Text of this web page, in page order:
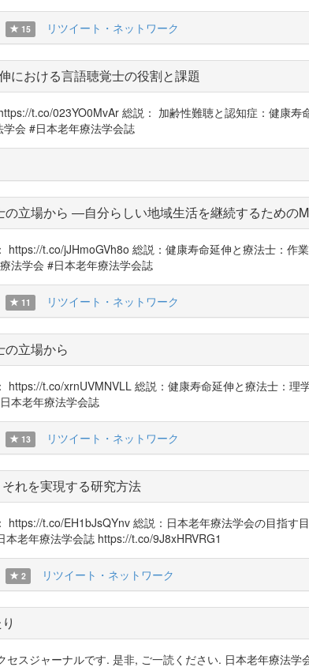
15 リツイート・ネットワーク
における言語聴覚士の役割と課題
t.co/023YO0MvAr 総説： 加齢性難聴と認知症：健康
会 #日本老年療法学会誌
の立場から ―自分らしい地域生活を継続するための
t.co/jJHmoGVh8o 総説：健康寿命延伸と療法士：作
法学会 #日本老年療法学会誌
11 リツイート・ネットワーク
の立場から
t.co/xrnUVMNVLL 総説：健康寿命延伸と療法士：理
本老年療法学会誌
13 リツイート・ネットワーク
れを実現する研究方法
t.co/EH1bJsQYnv 総説：日本老年療法学会の目指す
老年療法学会誌 https://t.co/9J8xHRVRG1
2 リツイート・ネットワーク
スジャーナルです. 是非, ご一読ください. 日本老年療法